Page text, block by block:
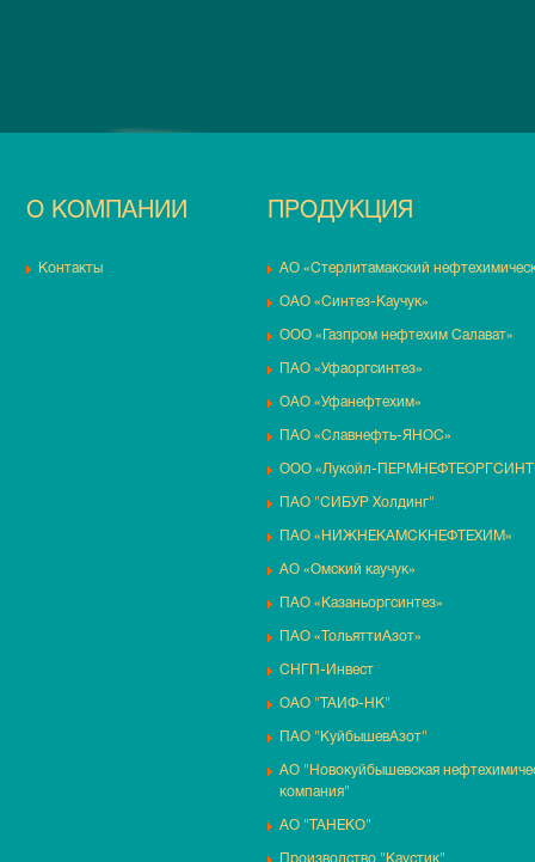
О КОМПАНИИ
Контакты
ПРОДУКЦИЯ
АО «Стерлитамакский
ОАО «Синтез-Каучук»
ООО «Газпром нефтехим Салават»
ПАО «Уфаоргсинтез»
ОАО «Уфанефтехим»
ПАО «Славнефть-ЯНОС»
ООО «Лукойл-
ПАО "СИБУР Холдинг"
ПАО «НИЖНЕКАМСКНЕФТЕХИМ»
АО «Омский каучук»
ПАО «Казаньоргсинтез»
ПАО «ТольяттиАзот»
СНГП-Инвест
ОАО "ТАИФ-НК"
ПАО "КуйбышевАзот"
АО "Новокуйбышевская
компания"
АО "ТАНЕКО"
Производство "Каустик"